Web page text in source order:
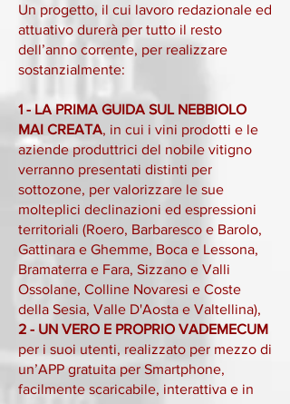
Un progetto, il cui lavoro redazionale ed
attuativo durerà per tutto il resto
dell’anno corrente, per realizzare
sostanzialmente:
1 - LA PRIMA GUIDA SUL NEBBIOLO
MAI CREATA, in cui i vini prodotti e le
aziende produttrici del nobile vitigno
verranno presentati distinti per
sottozone, per valorizzare le sue
molteplici declinazioni ed espressioni
territoriali (Roero, Barbaresco e Barolo,
Gattinara e Ghemme, Boca e Lessona,
Bramaterra e Fara, Sizzano e Valli
Ossolane, Colline Novaresi e Coste
della Sesia, Valle D'Aosta e Valtellina),
2 - UN VERO E PROPRIO VADEMECUM
per i suoi utenti, realizzato per mezzo di
un’APP gratuita per Smartphone,
facilmente scaricabile, interattiva e in